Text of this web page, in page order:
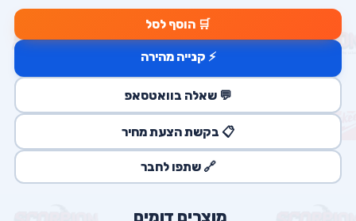
🛒 הוסף לסל
⚡ קנייה מהירה
💬 שאלה בוואטסאפ
📋 בקשת הצעת מחיר
🔗 שתפו לחבר
מוצרים דומים